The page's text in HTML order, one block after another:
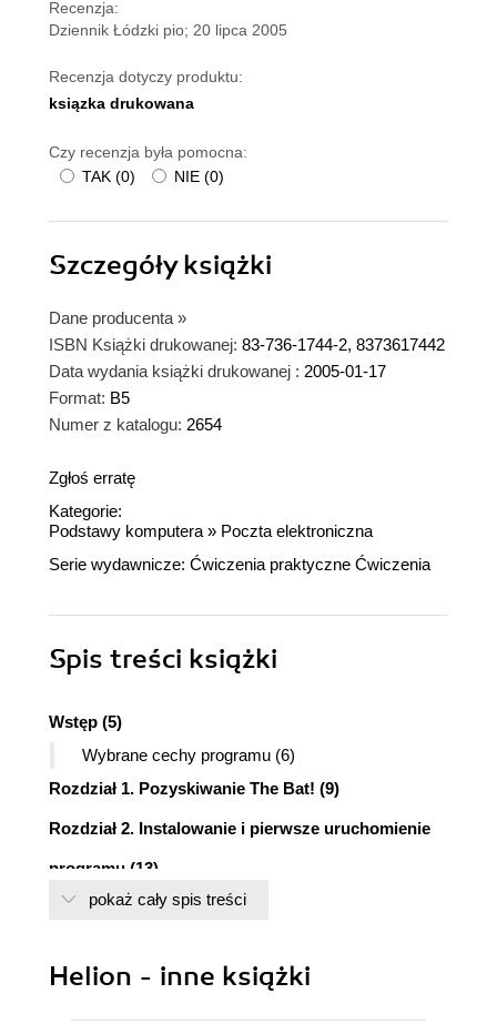
Recenzja:
Dziennik Łódzki pio; 20 lipca 2005
Recenzja dotyczy produktu:
ksiązka drukowana
Czy recenzja była pomocna:
TAK (0) NIE (0)
Szczegółyksiążki
Dane producenta »
ISBN Książki drukowanej: 83-736-1744-2, 8373617442
Data wydania książki drukowanej : 2005-01-17
Format: B5
Numer z katalogu: 2654
Zgłoś erratę
Kategorie:
Podstawy komputera » Poczta elektroniczna
Serie wydawnicze: Ćwiczenia praktyczne Ćwiczenia
Spis treści książki
Wstęp (5)
Wybrane cechy programu (6)
Rozdział 1. Pozyskiwanie The Bat! (9)
Rozdział 2. Instalowanie i pierwsze uruchomienie
programu (13)
Rozdział 3. Zakładanie i modyfikacja kont (25)
Narzędzia do redagowania wiadomości (38)
pokaż cały spis treści
Helion - inne książki